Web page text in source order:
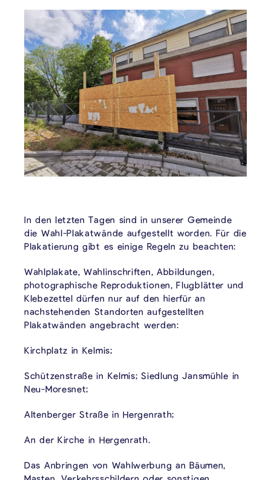
In den letzten Tagen sind in unserer Gemeinde
die Wahl-Plakatwände aufgestellt worden. Für die
Plakatierung gibt es einige Regeln zu beachten:
Wahlplakate, Wahlinschriften, Abbildungen,
photographische Reproduktionen, Flugblätter und
Klebezettel dürfen nur auf den hierfür an
nachstehenden Standorten aufgestellten
Plakatwänden angebracht werden:
Kirchplatz in Kelmis;
Schützenstraße in Kelmis; Siedlung Jansmühle in
Neu-Moresnet;
Altenberger Straße in Hergenrath;
An der Kirche in Hergenrath.
Das Anbringen von Wahlwerbung an Bäumen,